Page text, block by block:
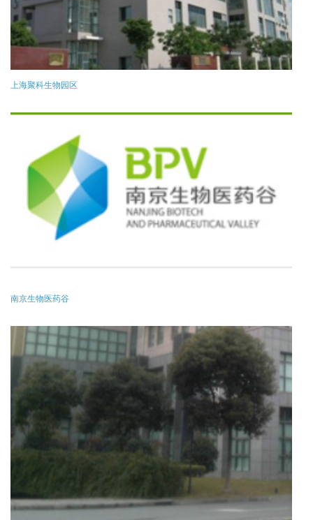
上海聚科生物园区
南京生物医药谷